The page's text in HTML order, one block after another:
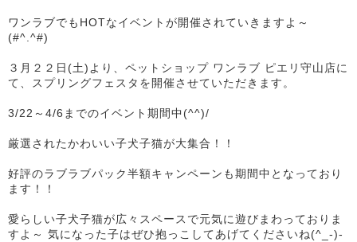
ワンラブでもHOTなイベントが開催されていきますよ～
(#^.^#)
３月２２日(土)より、ペットショップ ワンラブ ピエリ守山店に
て、スプリングフェスタを開催させていただきます。
3/22～4/6までのイベント期間中(^^)/
厳選されたかわいい子犬子猫が大集合！！
好評のラブラブパック半額キャンペーンも期間中となっており
ます！！
愛らしい子犬子猫が広々スペースで元気に遊びまわっておりま
すよ～ 気になった子はぜひ抱っこしてあげてくださいね(^_-)-